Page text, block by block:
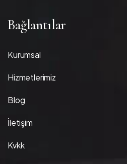
Bağlantılar
Kurumsal
Hizmetlerimiz
Blog
İletişim
Kvkk